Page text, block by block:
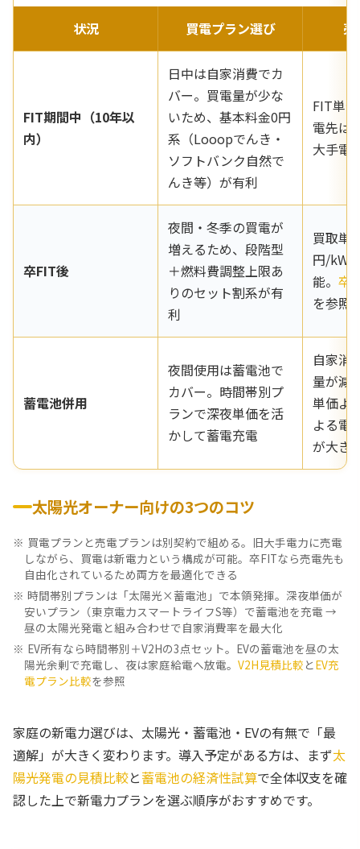
状況 買電プラン選び 売
FIT期間中（10年以
内）
日中は自家消費でカ
バー。買電量が少な
いため、基本料金0円
系（Looopでんき・
ソフトバンク自然で
んき等）が有利
FIT単
電先は
大手電
卒FIT後
夜間・冬季の買電が
増えるため、段階型
＋燃料費調整上限あ
りのセット割系が有
利
買取単
円/kWh
能。 卒
を参照
蓄電池併用
夜間使用は蓄電池で
カバー。時間帯別プ
ランで深夜単価を活
かして蓄電充電
自家消
量が減
単価よ
よる電
が大き
太陽光オーナー向けの3つのコツ
買電プランと売電プランは別契約で組める。旧大手電力に売電
しながら、買電は新電力という構成が可能。卒FITなら売電先も
自由化されているため両方を最適化できる
時間帯別プランは「太陽光×蓄電池」で本領発揮。深夜単価が
安いプラン（東京電力スマートライフS等）で蓄電池を充電 →
昼の太陽光発電と組み合わせで自家消費率を最大化
EV所有なら時間帯別＋V2Hの3点セット。EVの蓄電池を昼の太
陽光余剰で充電し、夜は家庭給電へ放電。 V2H見積比較 とEV充
電プラン比較を参照
家庭の新電力選びは、太陽光・蓄電池・EVの有無で「最
適解」が大きく変わります。導入予定がある方は、まず太
陽光発電の見積比較と蓄電池の経済性試算で全体収支を確
認した上で新電力プランを選ぶ順序がおすすめです。